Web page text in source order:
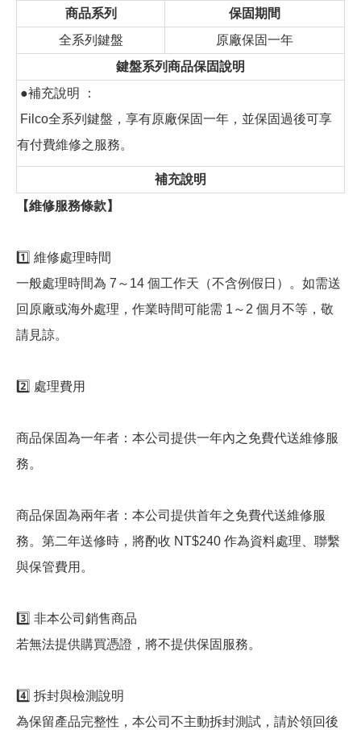
商品系列
保固期間
全系列鍵盤
原廠保固一年
鍵盤系列商品保固說明
●補充說明 ：
Filco全系列鍵盤，享有原廠保固一年，並保固過後可享
有付費維修之服務。
補充說明
【維修服務條款】
1️⃣ 維修處理時間
一般處理時間為 7～14 個工作天（不含例假日）。如需送
回原廠或海外處理，作業時間可能需 1～2 個月不等，敬
請見諒。
2️⃣ 處理費用
商品保固為一年者：本公司提供一年內之免費代送維修服
務。
商品保固為兩年者：本公司提供首年之免費代送維修服
務。第二年送修時，將酌收 NT$240 作為資料處理、聯繫
與保管費用。
3️⃣ 非本公司銷售商品
若無法提供購買憑證，將不提供保固服務。
4️⃣ 拆封與檢測說明
為保留產品完整性，本公司不主動拆封測試，請於領回後